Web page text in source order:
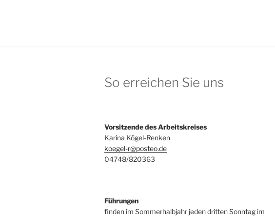
So erreichen Sie uns
Vorsitzende des Arbeitskreises
Karina Kögel-Renken
koegel-r@posteo.de
04748/820363
Führungen
finden im Sommerhalbjahr jeden dritten Sonntag im